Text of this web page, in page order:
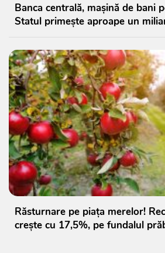
Banca centrală, mașină de bani
Statul primește aproape un
Răsturnare pe piața merelor!
crește cu 17,5%, pe fundalul